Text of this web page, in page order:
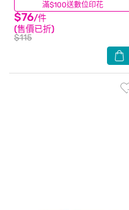
滿$100送數位印花
$76/件
(售價已折)
$115
(35)